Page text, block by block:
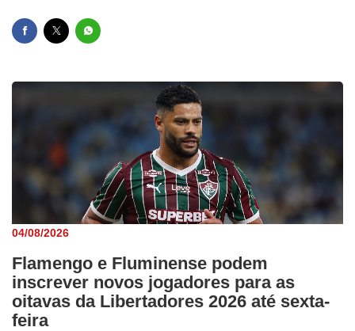
04/08/2026
Flamengo e Fluminense podem
inscrever novos jogadores para as
oitavas da Libertadores 2026 até sexta-
feira